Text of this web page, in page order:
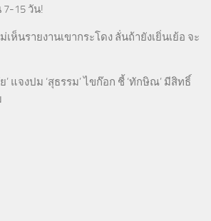
7-15 วัน!
เห็นรายงานเขากระโดง ลั่นถ้ายังเยิ่นเย้อ จะ
’ แจงปม ‘สุธรรม’ ไขก๊อก ชี้ ‘ทักษิณ’ มีสิทธิ์